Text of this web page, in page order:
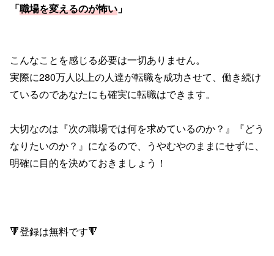
「職場を変えるのが怖い 」
こんなことを感じる必要は一切ありません。
実際に280万人以上の人達が転職を成功させて、働き続け
ているのであなたにも確実に転職はできます。
大切なのは『次の職場では何を求めているのか？』『どう
なりたいのか？』になるので、うやむやのままにせずに、
明確に目的を決めておきましょう！
🔻登録は無料です🔻